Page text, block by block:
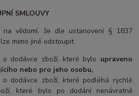
SMLOUVY
že dle ustanovení § 1837
mimo jiné odstoupit
dodávce zboží, které bylo upraveno
nebo pro jeho osobu,
dodávce zboží, které podléhá rychlé
které bylo po dodání nenávratně